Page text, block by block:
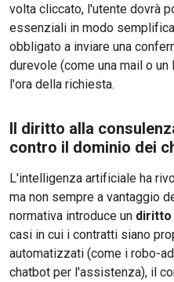
volta cliccato, l'utente dovrà
essenziali in modo
obbligato a inviare una
durevole (come una mail o
l'ora della richiesta.
Il diritto alla
contro il dominio dei
L'intelligenza artificiale ha
ma non sempre a vantaggio
normativa introduce un diritto
casi in cui i contratti siano
automatizzati (come i robo-
chatbot per l'assistenza), il